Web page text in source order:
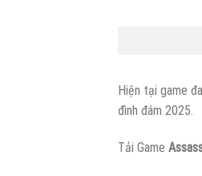
Hiện tại game
đình đám 2025.
Tải Game